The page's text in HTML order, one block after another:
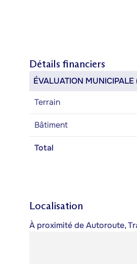
Détails financiers
ÉVALUATION
Terrain
Bâtiment
Total
Localisation
À proximité de Autoroute,